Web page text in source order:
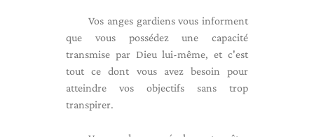
Vos anges gardiens vous informent
que vous possédez une capacité
transmise par Dieu lui-même, et c'est
tout ce dont vous avez besoin pour
atteindre vos objectifs sans trop
transpirer.